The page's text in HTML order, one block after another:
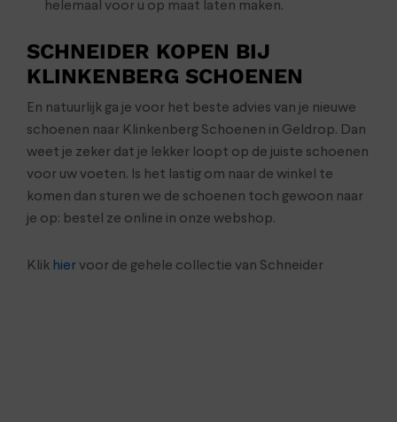
helemaal voor u op maat laten maken.
SCHNEIDER KOPEN BIJ
KLINKENBERG SCHOENEN
En natuurlijk ga je voor het beste advies van je nieuwe
schoenen naar Klinkenberg Schoenen in Geldrop. Dan
weet je zeker dat je lekker loopt op de juiste schoenen
voor uw voeten. Is het lastig om naar de winkel te
komen dan sturen we de schoenen toch gewoon naar
je op: bestel ze online in onze webshop.
Klik hiervoor de gehele collectie van Schneider